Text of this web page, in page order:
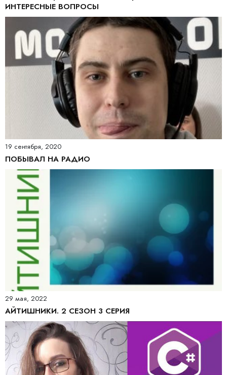
ИНТЕРЕСНЫЕ ВОПРОСЫ
19 сентября, 2020
ПОБЫВАЛ НА РАДИО
29 мая, 2022
АЙТИШНИКИ. 2 СЕЗОН 3 СЕРИЯ